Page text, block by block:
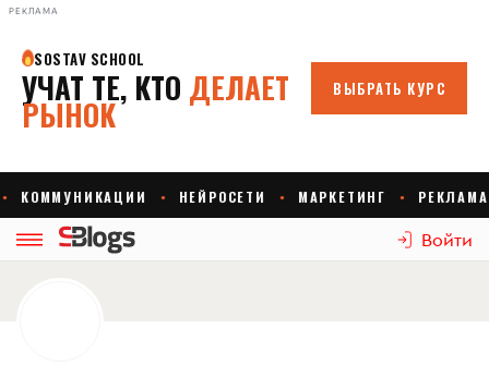
РЕКЛАМА
Войти